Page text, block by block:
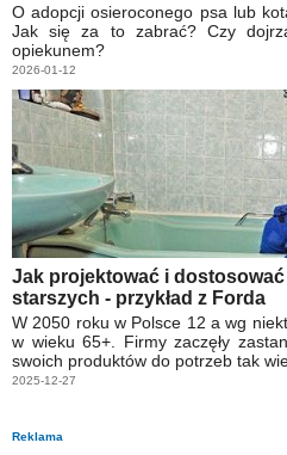
O adopcji osieroconego psa lub
Jak się za to zabrać? Czy
opiekunem?
2026-01-12
Jak projektować i
starszych - przykład z Forda
W 2050 roku w Polsce 12 a wg
w wieku 65+. Firmy zaczęły
swoich produktów do potrzeb tak
2025-12-27
Reklama